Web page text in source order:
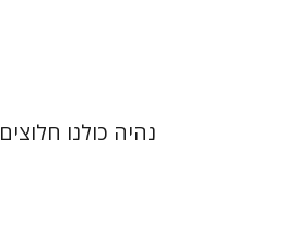
נהיה כולנו חלוצים